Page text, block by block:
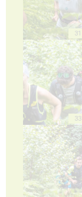
31
33